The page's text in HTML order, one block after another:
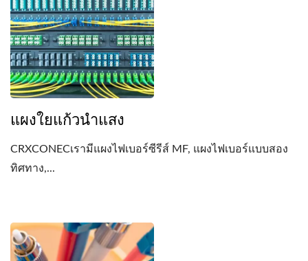
แผงใยแก้วนำแสง
CRXCONECเรามีแผงไฟเบอร์ซีรีส์ MF, แผงไฟเบอร์แบบสอง
ทิศทาง,...